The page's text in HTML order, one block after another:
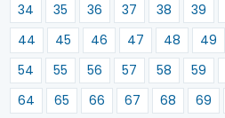
34
35 36 37 38 39
44
45 46 47 48 49
54
55 56 57 58 59
64
65 66 67 68 69